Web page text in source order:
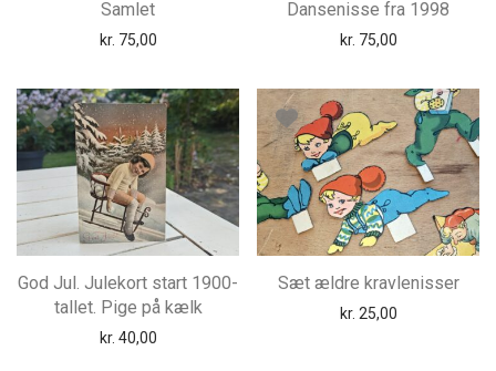
Samlet
kr. 75,00
Dansenisse fra 1998
kr. 75,00
God Jul. Julekort start 1900-
tallet. Pige på kælk
kr. 40,00
Sæt ældre kravlenisser
kr. 25,00